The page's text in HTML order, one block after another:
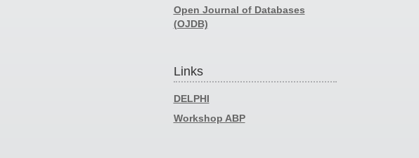
Open Journal of Databases
(OJDB)
Links
DELPHI
Workshop ABP